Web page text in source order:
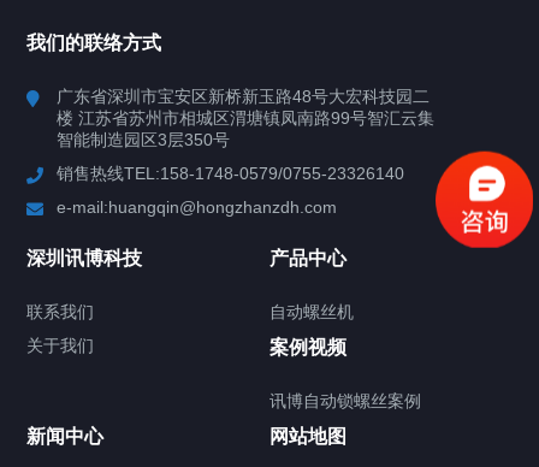
行业案例
联系我们
关于我们
我们的联络方式
广东省深圳市宝安区新桥新玉路48号大宏科技园二
楼 江苏省苏州市相城区渭塘镇凤南路99号智汇云集
智能制造园区3层350号
销售热线TEL:158-1748-0579/0755-23326140
e-mail:huangqin@hongzhanzdh.com
深圳讯博科技
联系我们
关于我们
产品中心
自动螺丝机
案例视频
讯博自动锁螺丝案例
新闻中心 网站地图